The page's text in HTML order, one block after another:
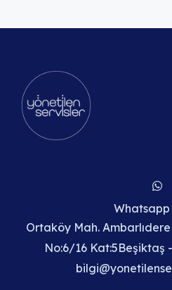
Whatsapp
Ortaköy Mah.
No:6/16 Kat:5Beşiktaş